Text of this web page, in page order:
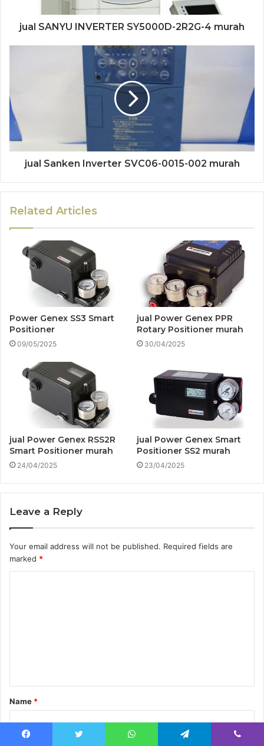
jual SANYU INVERTER SY5000D-2R2G-4 murah
jual Sanken Inverter SVC06-0015-002 murah
Related Articles
Power Genex SS3 Smart
Positioner
09/05/2025
jual Power Genex PPR
Rotary Positioner murah
30/04/2025
jual Power Genex RSS2R
Smart Positioner murah
24/04/2025
jual Power Genex Smart
Positioner SS2 murah
23/04/2025
Leave a Reply
Your email address will not be published. Required fields are
marked *
t
*
Name *